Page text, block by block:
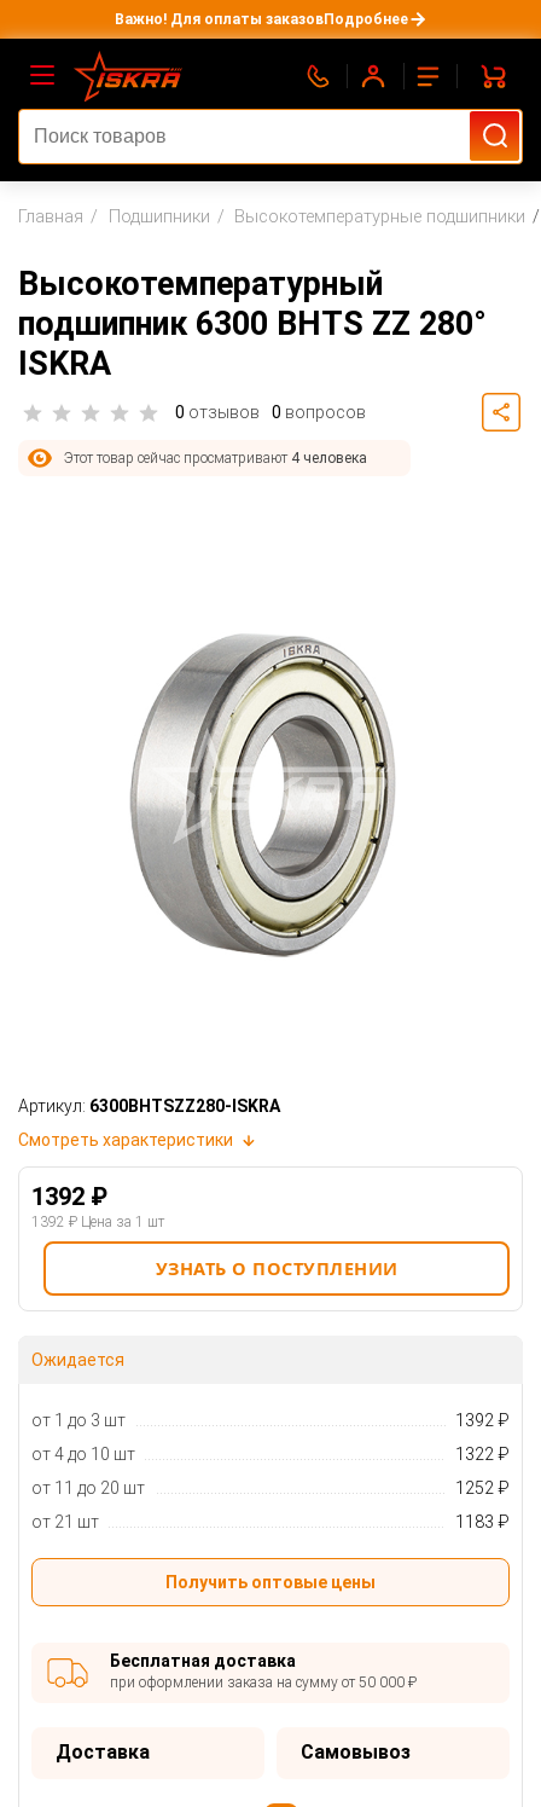
Важно! Для оплаты заказовПодробнее
Главная Подшипники Высокотемпературные подшипники
Высокотемпературный
подшипник 6300 BHTS ZZ 280°
ISKRA
0 отзывов 0 вопросов
Этот товар сейчас просматривают 4 человека
Артикул: 6300BHTSZZ280-ISKRA
Смотреть характеристики
1392 ₽
1392 ₽ Цена за 1 шт
УЗНАТЬ О ПОСТУПЛЕНИИ
Ожидается
от 1 до 3 шт
1392 ₽
от 4 до 10 шт
1322 ₽
от 11 до 20 шт
1252 ₽
от 21 шт
1183 ₽
Получить оптовые цены
Бесплатная доставка
при оформлении заказа на сумму от 50 000 ₽
Доставка Самовывоз